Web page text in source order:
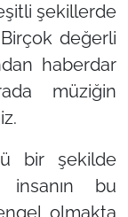
şekillerde
değerli
haberdar
müziğin
bir şekilde
insanın bu